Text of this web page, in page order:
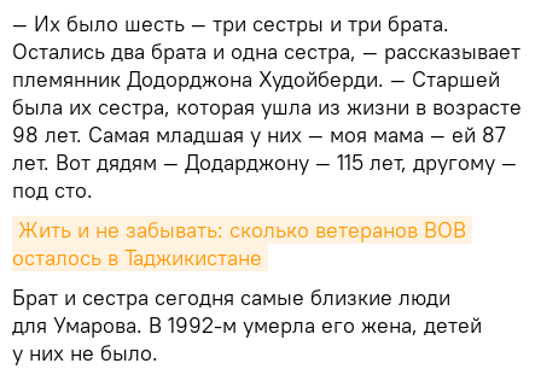
— Их было шесть — три сестры и три брата.
Остались два брата и одна сестра, — рассказывает
племянник Додорджона Худойберди. — Старшей
была их сестра, которая ушла из жизни в возрасте
98 лет. Самая младшая у них — моя мама — ей 87
лет. Вот дядям — Додарджону — 115 лет, другому —
под сто.
Жить и не забывать: сколько ветеранов ВОВ
осталось в Таджикистане
Брат и сестра сегодня самые близкие люди
для Умарова. В 1992-м умерла его жена, детей
у них не было.